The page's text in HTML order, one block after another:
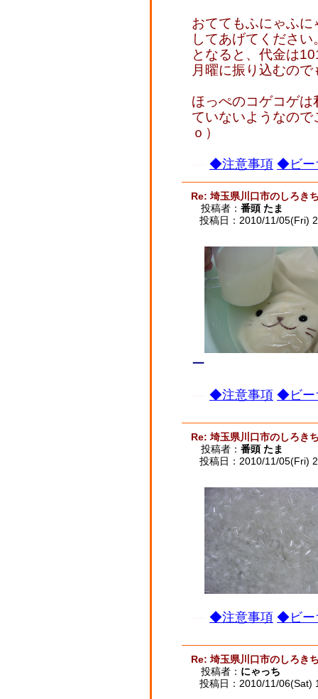
おててもふにゃふ
してあげてください
となると、代金は
月曜に振り込むの
ほっぺのコゲコゲ
ていないようなの
ｏ）
◆注意事項 ◆ビー
Re: 埼玉県川口市のしろき
投稿者： 番頭 たま
投稿日：2010/11/05(Fri)
ー
◆注意事項 ◆ビー
Re: 埼玉県川口市のしろき
投稿者： 番頭 たま
投稿日：2010/11/05(Fri)
◆注意事項 ◆ビー
Re: 埼玉県川口市のしろき
投稿者： にゃっち
投稿日：2010/11/06(Sat)